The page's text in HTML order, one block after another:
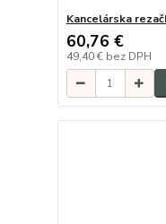
Kancelárska
60,76 €
49,40 € bez DPH